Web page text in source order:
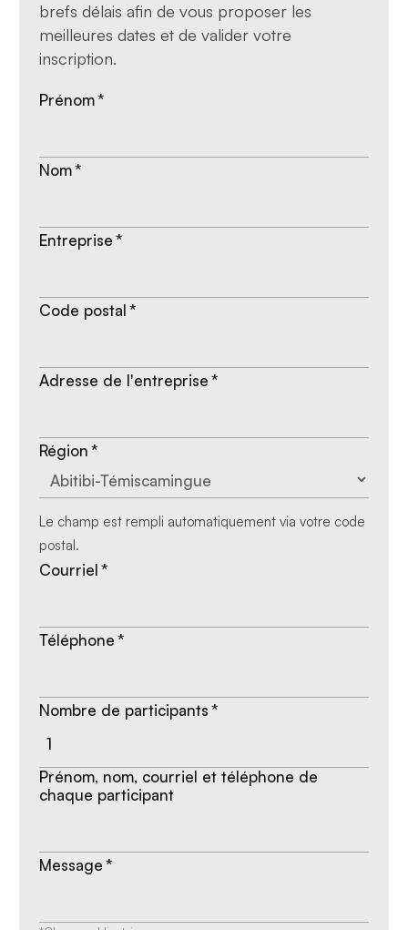
brefs délais afin de vous proposer les
meilleures dates et de valider votre
inscription.
Prénom*
Nom*
Entreprise *
Code postal *
Adresse de l'entreprise *
Région *
Le champ est rempli automatiquement via votre code
postal.
Courriel *
Téléphone *
Nombre de participants *
Prénom, nom, courriel et téléphone de
chaque participant
Message *